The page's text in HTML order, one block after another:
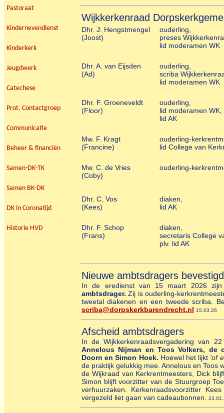
Pastoraat
Kindernevendienst
Kinderkerk
Jeugdwerk
Catechese
Prot. Contactgroep
Communicatie
Beheer & financiën
Samen-DK-TK
Samen BK-DK
DK in Coronatijd
Historie HVD
Wijkkerkenraad
Dhr. J. Hengstmengel
(Joost)
ouderling,
preses
lid moderamen WK
Dhr. A. van Eijsden
(Ad)
ouderling,
scriba
lid moderamen WK
Dhr. F. Groeneveldt
(Floor)
ouderling,
lid moderamen WK,
lid AK
Mw. F. Kragt
(Francine)
ouderling-
lid College van
Mw. C. de Vries
(Coby)
ouderling-
Dhr. C. Vos
(Kees)
diaken,
lid AK
Dhr. F. Schop
(Frans)
diaken,
secretaris College
plv. lid AK
Nieuwe ambtsdragers bevestigd
In de eredienst van 15 maart 2026
ambtsdrager.Zij is ouderling-
tweetal diakenen en een tweede scriba.
scriba@dorpskerkbarendrecht.nl 15.03.26
Afscheid ambtsdragers
In de Wijkkerkenraadsvergadering van
Annelous Nijman en Toos Volkers, de
Doorn en Simon Hoek. Hoewel het lijkt 'of
de praktijk gelukkig mee. Annelous en Toos
de Wijkraad van Kerkrentmeesters, Dick
Simon blijft voorzitter van de Stuurgroep
verhuurzaken. Kerkenraadsvoorzitter
vergezeld liet gaan van cadeaubonnen.